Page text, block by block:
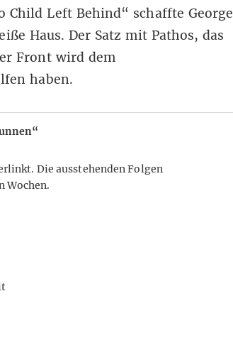
Left Behind“ schaffte George
Haus. Der Satz mit Pathos, das
Front wird dem
haben.
Die ausstehenden Folgen
Wochen.